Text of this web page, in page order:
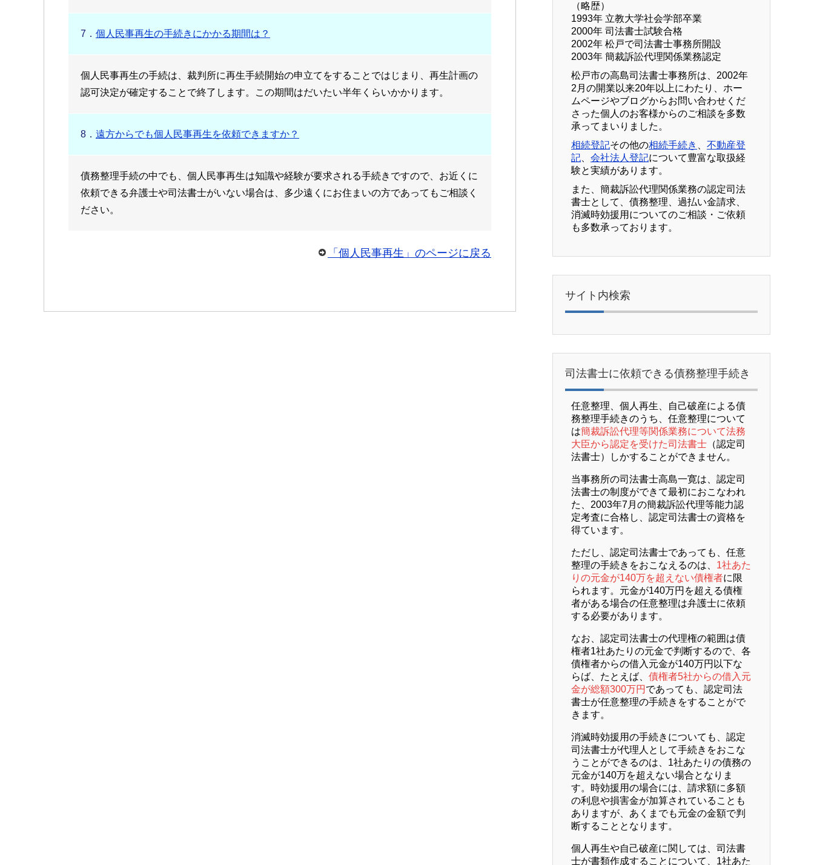
7． 個人民事再生の手続きにかかる期間は？
個人民事再生の手続は、裁判所に再生手続開始の申立てをすることではじまり、再生計画の
認可決定が確定することで終了します。この期間はだいたい半年くらいかかります。
8． 遠方からでも個人民事再生を依頼できますか？
債務整理手続の中でも、個人民事再生は知識や経験が要求される手続きですので、お近くに
依頼できる弁護士や司法書士がいない場合は、多少遠くにお住まいの方であってもご相談く
ださい。
「個人民事再生」のページに戻る
（略歴）
1993年 立教大学社会学部卒業
2000年 司法書士試験合格
2002年 松戸で司法書士事務所開設
2003年 簡裁訴訟代理関係業務認定
松戸市の高島司法書士事務所は、2002年
2月の開業以来20年以上にわたり、ホー
ムページやブログからお問い合わせくだ
さった個人のお客様からのご相談を多数
承ってまいりました。
相続登記その他の相続手続き
不動産登
記
会社法人登記について豊富な取扱経
験と実績があります。
また、簡裁訴訟代理関係業務の認定司法
書士として、債務整理、過払い金請求、
消滅時効援用についてのご相談・ご依頼
も多数承っております。
サイト内検索
司法書士に依頼できる債務整理手続き
任意整理、個人再生、自己破産による債
務整理手続きのうち、任意整理について
は簡裁訴訟代理等関係業務について法務
大臣から認定を受けた司法書士 （認定司
法書士）しかすることができません。
当事務所の司法書士高島一寛は、認定司
法書士の制度ができて最初におこなわれ
た、2003年7月の簡裁訴訟代理等能力認
定考査に合格し、認定司法書士の資格を
得ています。
ただし、認定司法書士であっても、任意
整理の手続きをおこなえるのは、 1社あた
りの元金が140万を超えない債権者に限
られます。元金が140万円を超える債権
者がある場合の任意整理は弁護士に依頼
する必要があります。
なお、認定司法書士の代理権の範囲は債
権者1社あたりの元金で判断するので、各
債権者からの借入元金が140万円以下な
らば、たとえば、 債権者5社からの借入元
金が総額300万円 であっても、認定司法
書士が任意整理の手続きをすることがで
きます。
消滅時効援用の手続きについても、認定
司法書士が代理人として手続きをおこな
うことができるのは、1社あたりの債務の
元金が140万を超えない場合となりま
す。時効援用の場合には、請求額に多額
の利息や損害金が加算されていることも
ありますが、あくまでも元金の金額で判
断することとなります。
個人再生や自己破産に関しては、司法書
士が書類作成することについて、1社あた